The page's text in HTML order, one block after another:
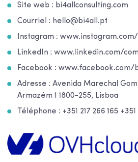
Site web : bi4allconsulting.com
Courriel : hello@bi4all.pt
Instagram : www.instagram.com/
LinkedIn : www.linkedin.com/
Facebook : www.facebook.com/
Adresse : Avenida Marechal
Armazém 1 1800-255, Lisboa
Téléphone : +351 217 266 165 +351